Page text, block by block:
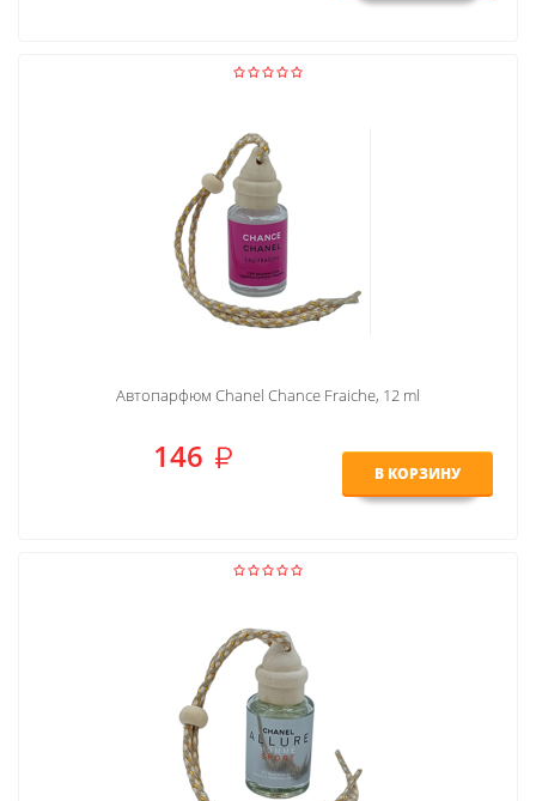
Автопарфюм Chanel Chance Fraiche, 12 ml
146 В КОРЗИНУ